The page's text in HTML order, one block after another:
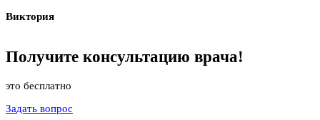
Виктория
Получите консультацию врача!
это бесплатно
Задать вопрос